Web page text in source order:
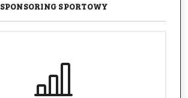
SPONSORING SPORTOWY